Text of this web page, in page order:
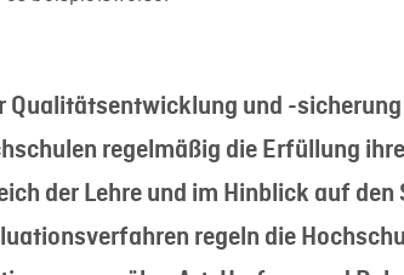
Qualitätsentwicklung und -
regelmäßig die Erfüllung
der Lehre und im Hinblick auf
regeln die